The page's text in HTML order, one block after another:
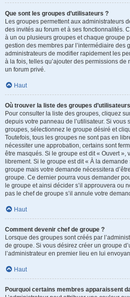
Que sont les groupes d’utilisateurs ?
Les groupes permettent aux administrateurs
des invités au forum et à ses fonctionnalités.
à un ou plusieurs groupes et chaque groupe
gestion des membres par l’intermédiaire des
administrateurs de modifier rapidement les
à la fois, telles qu’ajouter des permissions
un forum privé.
Haut
Où trouver la liste des groupes
Pour consulter la liste des groupes, cliquez
depuis votre panneau de l’utilisateur. Si vous
groupes, sélectionnez le groupe désiré et
Toutefois, tous les groupes ne sont pas en
nécessiter une approbation, certains sont
être masqués. Si le groupe est dit « Ouvert »,
librement. Si le groupe est dit « À la
groupe mais votre demande nécessitera
groupe. Ce dernier pourra vous demander
le groupe et ainsi décider s’il approuvera ou
pas le chef de groupe s’il annule votre
Haut
Comment devenir chef de groupe ?
Lorsque des groupes sont créés par
de groupe. Si vous désirez créer un groupe
l’administrateur en premier lieu en lui
Haut
Pourquoi certains membres apparaissent